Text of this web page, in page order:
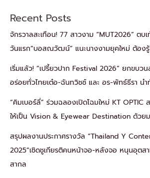
Recent Posts
จักรวาลสะเทือน! 77 สาวงาม “MUT2026” ตบเ
วันแรก“บอสณวัฒน์” แนะนางงามยุคใหม่ ต้อง
เริ่มแล้ว! “เปรี้ยวปาก Festival 2026” ยกขบว
อร่อยทั่วไทยเต๋อ-ฉันทวิชช์ และ อร-พัทธ์ธีรา น
“คิมเบอร์ลี่” ร่วมฉลองเปิดโฉมใหม่ KT OPTIC
ให้เป็น Vision & Eyewear Destination ด้วยม
สรุปผลงานประกาศรางวัล “Thailand Y
2025”เชิดชูเกียรติคนหน้าจอ-หลังจอ หนุนอุตส
สากล